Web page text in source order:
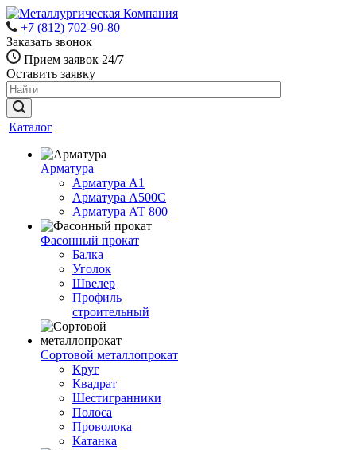
+7 (812) 702-90-80
Заказать звонок
Прием заявок 24/7
Оставить заявку
Каталог
Арматура
Арматура А1
Арматура А500С
Арматура АТ 800
Фасонный прокат
Балка
Уголок
Швелер
Профиль
строительный
Сортовой металлопрокат
Круг
Квадрат
Шестигранники
Полоса
Проволока
Катанка